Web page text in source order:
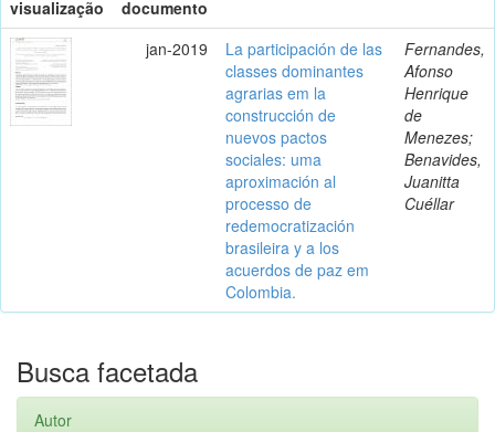
visualização
documento
jan-2019
La participación de las
classes dominantes
agrarias em la
construcción de
nuevos pactos
sociales: uma
aproximación al
processo de
redemocratización
brasileira y a los
acuerdos de paz em
Colombia.
Fernandes,
Afonso
Henrique
de
Menezes;
Benavides,
Juanitta
Cuéllar
Busca facetada
Autor